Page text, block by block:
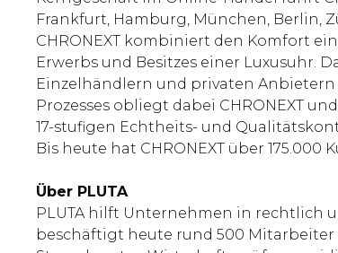
Frankfurt, Hamburg, München, Berlin,
CHRONEXT kombiniert den Komfort
Erwerbs und Besitzes einer Luxusuhr.
Einzelhändlern und privaten
Prozesses obliegt dabei CHRONEXT
17-stufigen Echtheits- und
Bis heute hat CHRONEXT über
Über PLUTA
PLUTA hilft Unternehmen in rechtlich
beschäftigt heute rund 500 Mitarbeiter